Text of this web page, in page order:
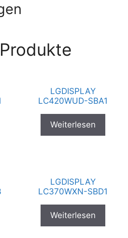
LGDISPLAY
LC420WUD-SBA1
Weiterlesen
LGDISPLAY
LC370WXN-SBD1
Weiterlesen